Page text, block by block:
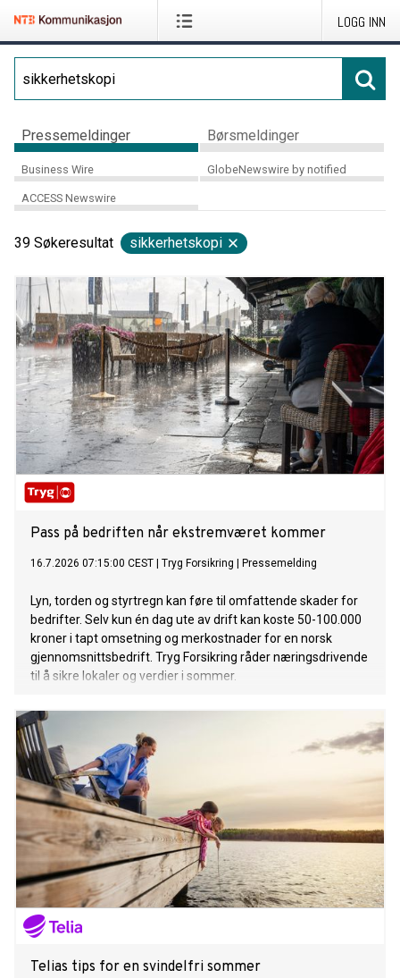
LOGG INN
Pressemeldinger Børsmeldinger
Business Wire GlobeNewswire by notified
ACCESS Newswire
39 Søkeresultat sikkerhetskopi
Pass på bedriften når ekstremværet kommer
16.7.2026 07:15:00 CEST Tryg Forsikring Pressemelding
Lyn, torden og styrtregn kan føre til omfattende skader for
bedrifter. Selv kun én dag ute av drift kan koste 50-100.000
kroner i tapt omsetning og merkostnader for en norsk
gjennomsnittsbedrift. Tryg Forsikring råder næringsdrivende
til å sikre lokaler og verdier i sommer.
Telias tips for en svindelfri sommer